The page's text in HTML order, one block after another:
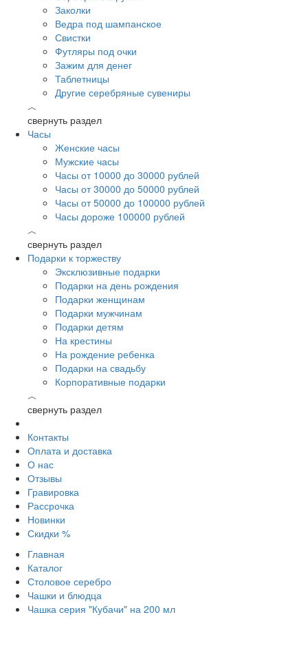
Заколки
Ведра под шампанское
Свистки
Футляры под очки
Зажим для денег
Таблетницы
Другие серебряные сувениры
︿
свернуть раздел
Часы
Женские часы
Мужские часы
Часы от 10000 до 30000 рублей
Часы от 30000 до 50000 рублей
Часы от 50000 до 100000 рублей
Часы дороже 100000 рублей
︿
свернуть раздел
Подарки к торжеству
Эксклюзивные подарки
Подарки на день рождения
Подарки женщинам
Подарки мужчинам
Подарки детям
На крестины
На рождение ребенка
Подарки на свадьбу
Корпоративные подарки
︿
свернуть раздел
Контакты
Оплата и доставка
О нас
Отзывы
Гравировка
Рассрочка
Новинки
Скидки %
Главная
Каталог
Столовое серебро
Чашки и блюдца
Чашка серия "Кубачи" на 200 мл